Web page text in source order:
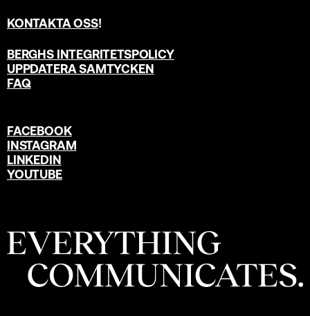
KONTAKTA OSS!
BERGHS INTEGRITETSPOLICY
UPPDATERA SAMTYCKEN
FAQ
FACEBOOK
INSTAGRAM
LINKEDIN
YOUTUBE